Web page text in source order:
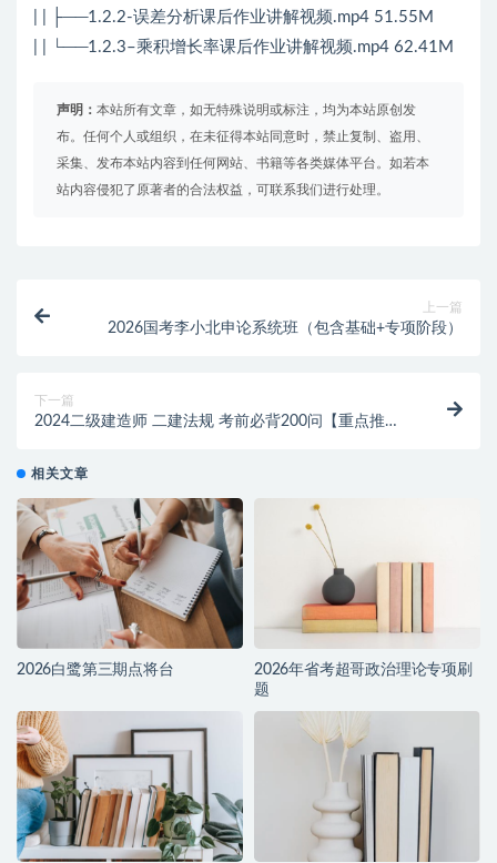
| | ├──1.2.2-误差分析课后作业讲解视频.mp4 51.55M
| | └──1.2.3–乘积增长率课后作业讲解视频.mp4 62.41M
声明： 本站所有文章，如无特殊说明或标注，均为本站原创发
布。任何个人或组织，在未征得本站同意时，禁止复制、盗用、
采集、发布本站内容到任何网站、书籍等各类媒体平台。如若本
站内容侵犯了原著者的合法权益，可联系我们进行处理。
上一篇
2026国考李小北申论系统班（包含基础+专项阶段）
下一篇
2024二级建造师 二建法规 考前必背200问【重点推
相关文章
2026白鹭第三期点将台
2026年省考超哥政治理论专项刷
题